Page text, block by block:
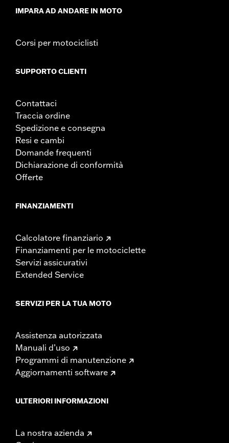
IMPARA AD ANDARE IN MOTO
Corsi per motociclisti
SUPPORTO CLIENTI
Contattaci
Traccia ordine
Spedizione e consegna
Resi e cambi
Domande frequenti
Dichiarazione di conformità
Offerte
FINANZIAMENTI
Calcolatore finanziario
Finanziamenti per le motociclette
Servizi assicurativi
Extended Service
SERVIZI PER LA TUA MOTO
Assistenza autorizzata
Manuali d’uso
Programmi di manutenzione
Aggiornamenti software
ULTERIORI INFORMAZIONI
La nostra azienda